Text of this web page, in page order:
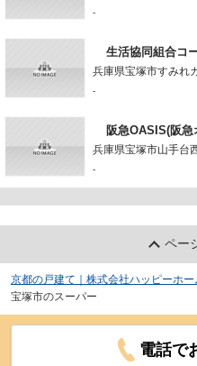
-
生活協同組合コ
兵庫県宝塚市すみれ
-
阪急OASIS(阪
兵庫県宝塚市山手台
-
ペー
京都の戸建て｜株式会社ハッピーホ
宝塚市のスーパー
電話で